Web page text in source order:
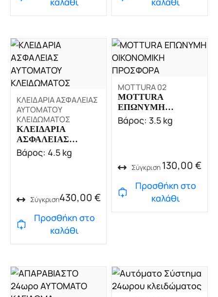
ΚΛΕΙΔΑΡΙΑ ΑΣΦΑΛΕΙΑΣ
ΑΥΤΟΜΑΤΟΥ
ΚΛΕΙΔΩΜΑΤΟΣ
ΚΛΕΙΔΑΡΙΑ
ΑΣΦΑΛΕΙΑΣ
ΑΥΤΟΜΑΤΟΥ
ΚΛΕΙΔΩΜΑΤΟΣ
Βάρος: 4.5 kg
Σύγκριση430,00€
Προσθήκη στο
καλάθι
MOTTURA 02
MOTTURA
ΕΠΩΝΥΜΗ
ΟΙΚΟΝΟΜΙΚΗ
ΠΡΟΣΦΟΡΑ
Βάρος: 3.5 kg
Σύγκριση 130,00€
Προσθήκη στο
καλάθι